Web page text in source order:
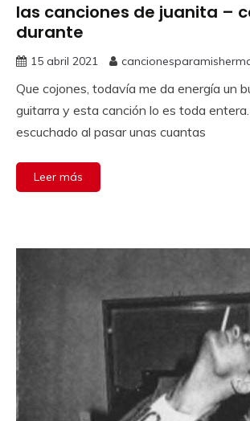
las canciones de juanita –
durante
15 abril 2021
Que cojones, todavía me da energía un
guitarra y esta canción lo es toda
escuchado al pasar unas cuantas
Leer más